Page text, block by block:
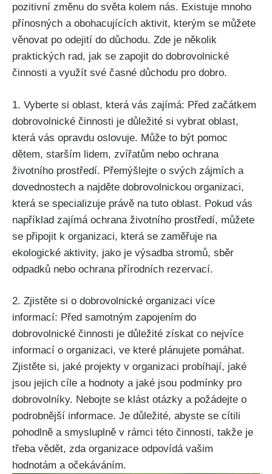
pozitivní změnu do světa kolem nás. Existuje mnoho
přínosných a obohacujících aktivit, kterým se můžete
věnovat po odejití do důchodu. Zde je několik
praktických rad, jak se zapojit do dobrovolnické
činnosti a využít své časné důchodu pro dobro.
1. Vyberte si oblast, která vás zajímá: Před začátkem
dobrovolnické činnosti je důležité si vybrat oblast,
která vás opravdu oslovuje. Může to být pomoc
dětem, starším lidem, zvířatům nebo ochrana
životního prostředí. Přemýšlejte o svých zájmích a
dovednostech a najděte dobrovolnickou organizaci,
která se specializuje právě na tuto oblast. Pokud vás
například zajímá ochrana životního prostředí, můžete
se připojit k organizaci, která se zaměřuje na
ekologické aktivity, jako je výsadba stromů, sběr
odpadků nebo ochrana přírodních rezervací.
2. Zjistěte si o dobrovolnické organizaci více
informací: Před samotným zapojením do
dobrovolnické činnosti je důležité získat co nejvíce
informací o organizaci, ve které plánujete pomáhat.
Zjistěte si, jaké projekty v organizaci probíhají, jaké
jsou jejich cíle a hodnoty a jaké jsou podmínky pro
dobrovolníky. Nebojte se klást otázky a požádejte o
podrobnější informace. Je důležité, abyste se cítili
pohodlně a smysluplně v rámci této činnosti, takže je
třeba vědět, zda organizace odpovídá vašim
hodnotám a očekáváním.